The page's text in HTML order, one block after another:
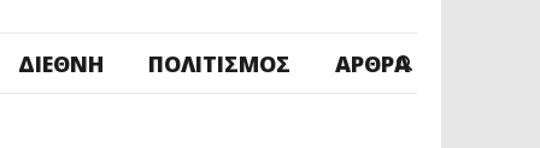
ΔΙΕΘΝΉ ΠΟΛΙΤΙΣΜΌΣ ΆΡΘΡΑ